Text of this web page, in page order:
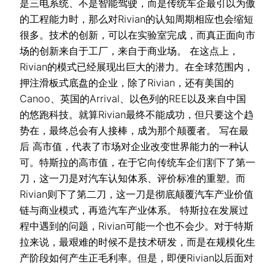
是三电系统、不是智能驾驶，而是传统车企最引以为傲
的工程能力时，那么对Rivian的认知周期相应也会缩短
很多。技术的创新，可以在实验室完成，而真正面向市
场的创新来自于工厂，来自于商业场。 在这点上，
Rivian的模式已经展现出巨大的潜力。在全球范围内，
押注滑板式底盘的企业，除了Rivian，还有美国的
Canoo、英国的Arrival、以色列的REE以及来自中国
的悠跑科技。就算Rivian最终不能成功，但只要这个趋
势在，最终总会有人接棒，成为那个颠覆者。 写在最
后 高市值，代表了市场对企业改变世界能力的一种认
可。特斯拉的高市值，在于它向传统车企们割下了第一
刀，这一刀是对汽车认知体系、评价标准的重塑。而
Rivian则下了第二刀，这一刀是彻底颠覆汽车产业价值
链与商业模式，再造汽车产业体系。 特斯拉在发展过
程中遇到的问题，Rivian可能一个也不会少。对于特斯
拉来说，最艰难的时候不是技术研发，而是在规模化生
产阶段如何产生正毛利率。但是，即便Rivian以后面对